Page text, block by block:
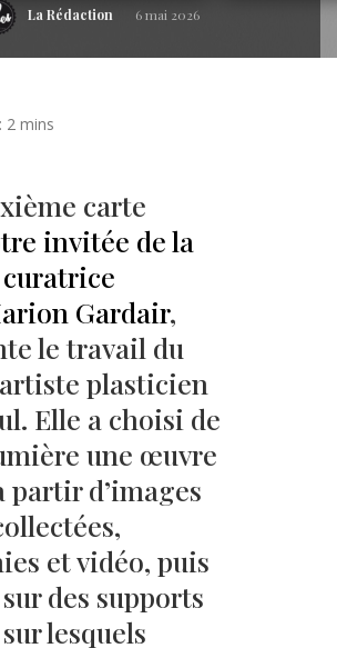
La Rédaction 6 mai 2026
carte
invitée de la
Gardair,
le travail du
plasticien
Elle a choisi de
une œuvre
d’images
et vidéo, puis
des supports
lesquels